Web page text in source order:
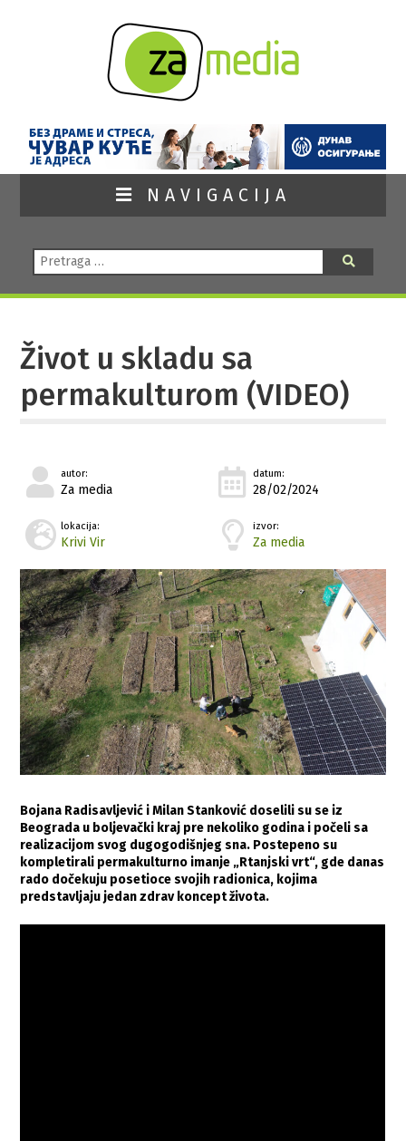
NAVIGACIJA
Pretraga:
Život u skladu sa
permakulturom (VIDEO)
autor:
Za media
datum:
28/02/2024
lokacija:
Krivi Vir
izvor:
Za media
Bojana Radisavljević i Milan Stanković doselili su se iz
Beograda u boljevački kraj pre nekoliko godina i počeli sa
realizacijom svog dugogodišnjeg sna. Postepeno su
kompletirali permakulturno imanje „Rtanjski vrt“, gde danas
rado dočekuju posetioce svojih radionica, kojima
predstavljaju jedan zdrav koncept života.